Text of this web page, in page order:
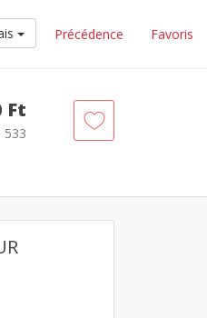
Précédence Favoris
Ft
533